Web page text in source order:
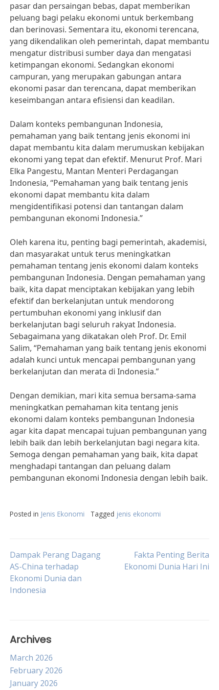
pasar dan persaingan bebas, dapat memberikan
peluang bagi pelaku ekonomi untuk berkembang
dan berinovasi. Sementara itu, ekonomi terencana,
yang dikendalikan oleh pemerintah, dapat membantu
mengatur distribusi sumber daya dan mengatasi
ketimpangan ekonomi. Sedangkan ekonomi
campuran, yang merupakan gabungan antara
ekonomi pasar dan terencana, dapat memberikan
keseimbangan antara efisiensi dan keadilan.
Dalam konteks pembangunan Indonesia,
pemahaman yang baik tentang jenis ekonomi ini
dapat membantu kita dalam merumuskan kebijakan
ekonomi yang tepat dan efektif. Menurut Prof. Mari
Elka Pangestu, Mantan Menteri Perdagangan
Indonesia, “Pemahaman yang baik tentang jenis
ekonomi dapat membantu kita dalam
mengidentifikasi potensi dan tantangan dalam
pembangunan ekonomi Indonesia.”
Oleh karena itu, penting bagi pemerintah, akademisi,
dan masyarakat untuk terus meningkatkan
pemahaman tentang jenis ekonomi dalam konteks
pembangunan Indonesia. Dengan pemahaman yang
baik, kita dapat menciptakan kebijakan yang lebih
efektif dan berkelanjutan untuk mendorong
pertumbuhan ekonomi yang inklusif dan
berkelanjutan bagi seluruh rakyat Indonesia.
Sebagaimana yang dikatakan oleh Prof. Dr. Emil
Salim, “Pemahaman yang baik tentang jenis ekonomi
adalah kunci untuk mencapai pembangunan yang
berkelanjutan dan merata di Indonesia.”
Dengan demikian, mari kita semua bersama-sama
meningkatkan pemahaman kita tentang jenis
ekonomi dalam konteks pembangunan Indonesia
agar kita dapat mencapai tujuan pembangunan yang
lebih baik dan lebih berkelanjutan bagi negara kita.
Semoga dengan pemahaman yang baik, kita dapat
menghadapi tantangan dan peluang dalam
pembangunan ekonomi Indonesia dengan lebih baik.
Posted in Jenis Ekonomi Tagged jenis ekonomi
Post
navigation
Dampak Perang Dagang
AS-China terhadap
Ekonomi Dunia dan
Indonesia
Fakta Penting Berita
Ekonomi Dunia Hari Ini
Archives
March 2026
February 2026
January 2026